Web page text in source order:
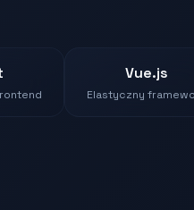
Vue.js
Elastyczny